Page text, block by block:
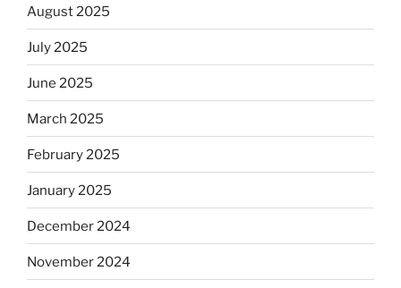
August 2025
July 2025
June 2025
March 2025
February 2025
January 2025
December 2024
November 2024